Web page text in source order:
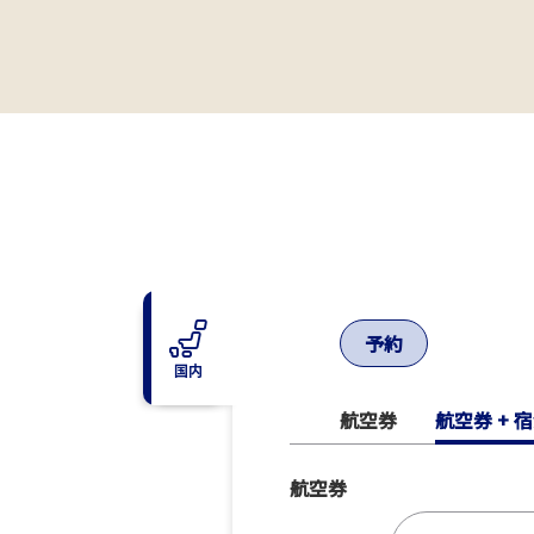
国内
予約
航空券 航空券 +
航空券